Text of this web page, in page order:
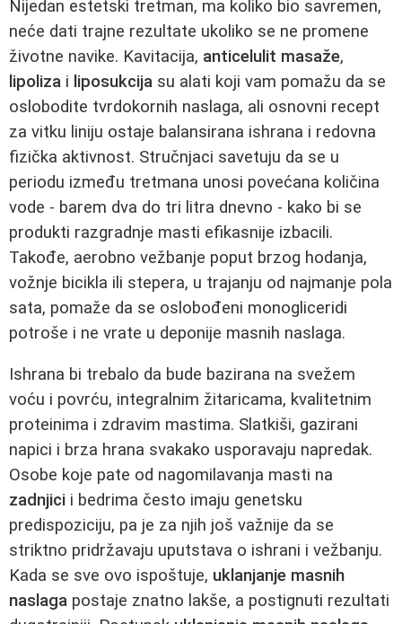
Nijedan estetski tretman, ma koliko bio savremen,
neće dati trajne rezultate ukoliko se ne promene
životne navike. Kavitacija, anticelulit masaže,
lipoliza i liposukcija su alati koji vam pomažu da se
oslobodite tvrdokornih naslaga, ali osnovni recept
za vitku liniju ostaje balansirana ishrana i redovna
fizička aktivnost. Stručnjaci savetuju da se u
periodu između tretmana unosi povećana količina
vode - barem dva do tri litra dnevno - kako bi se
produkti razgradnje masti efikasnije izbacili.
Takođe, aerobno vežbanje poput brzog hodanja,
vožnje bicikla ili stepera, u trajanju od najmanje pola
sata, pomaže da se oslobođeni monogliceridi
potroše i ne vrate u deponije masnih naslaga.
Ishrana bi trebalo da bude bazirana na svežem
voću i povrću, integralnim žitaricama, kvalitetnim
proteinima i zdravim mastima. Slatkiši, gazirani
napici i brza hrana svakako usporavaju napredak.
Osobe koje pate od nagomilavanja masti na
zadnjici i bedrima često imaju genetsku
predispoziciju, pa je za njih još važnije da se
striktno pridržavaju uputstava o ishrani i vežbanju.
Kada se sve ovo ispoštuje, uklanjanje masnih
naslaga postaje znatno lakše, a postignuti rezultati